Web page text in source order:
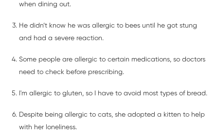
when dining out.
He didn’t know he was allergic to bees until he got stung
and had a severe reaction.
Some people are allergic to certain medications, so doctors
need to check before prescribing.
I'm allergic to gluten, so I have to avoid most types of bread.
Despite being allergic to cats, she adopted a kitten to help
with her loneliness.